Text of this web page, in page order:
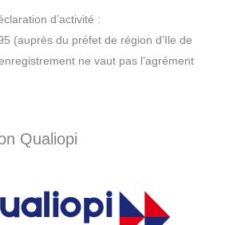
d’activité :
(auprès du préfet de région d’Ile de
ne vaut pas l’agrément
Qualiopi